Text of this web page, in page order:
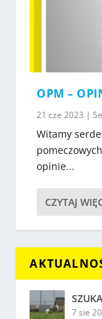
OPM –
21 cze 2023 |
Witamy
opinie...
CZYTAJ
7 sie